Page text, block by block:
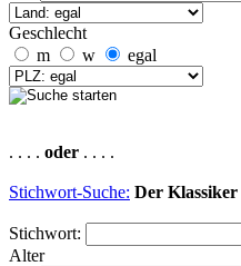
Geschlecht
m
w egal
. . . . oder . . . .
Stichwort-Suche: Der Klassiker
Stichwort:
Alter